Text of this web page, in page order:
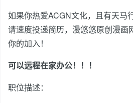
如果你热爱ACGN文化，且有天马
请速度投递简历，漫悠悠原创漫画
你的加入！
可以远程在家办公！！！
职位描述：